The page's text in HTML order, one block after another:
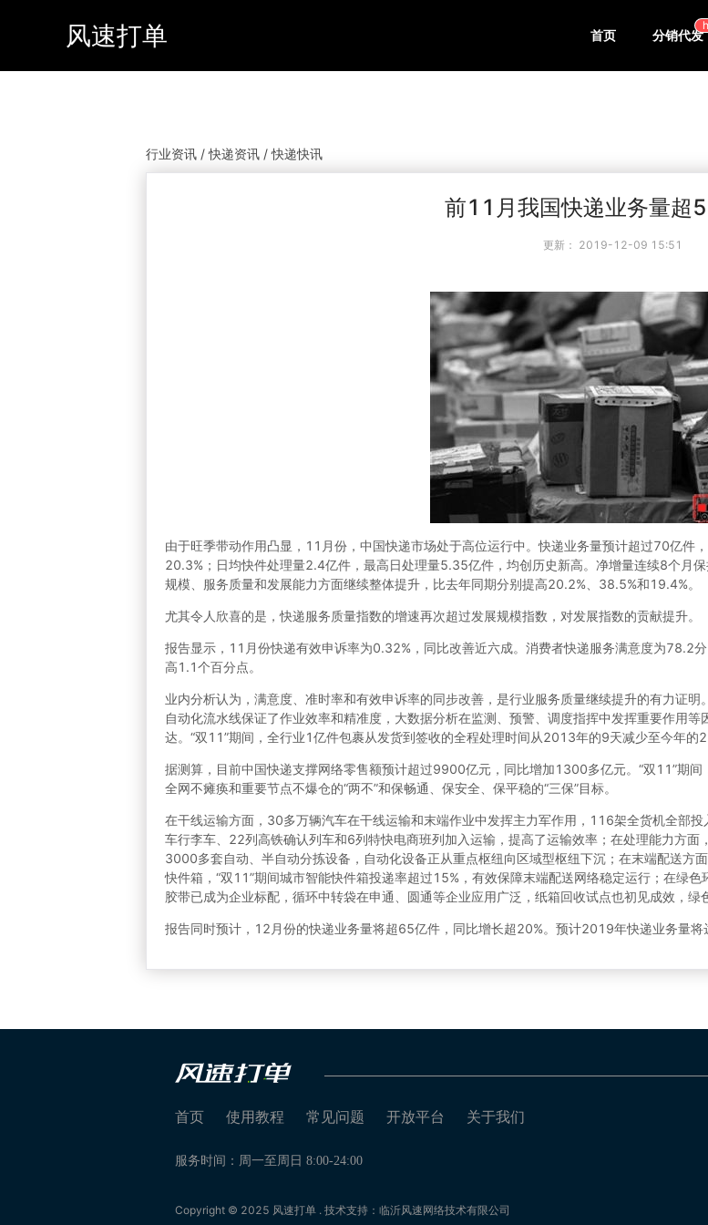
风速打单 首页 分销代发
行业资讯 / 快递资讯 / 快递快讯
前11月我国快递业务量超
更新： 2019-12-09 15:51
由于旺季带动作用凸显，11月份，中国快递市场处于高位运行中。快递业务量预计超过70亿件
20.3%；日均快件处理量2.4亿件，最高日处理量5.35亿件，均创历史新高。净增量连续8个月
规模、服务质量和发展能力方面继续整体提升，比去年同期分别提高20.2%、38.5%和19.4%。
尤其令人欣喜的是，快递服务质量指数的增速再次超过发展规模指数，对发展指数的贡献提升。
报告显示，11月份快递有效申诉率为0.32%，同比改善近六成。消费者快递服务满意度为78.2
高1.1个百分点。
业内分析认为，满意度、准时率和有效申诉率的同步改善，是行业服务质量继续提升的有力证
自动化流水线保证了作业效率和精准度，大数据分析在监测、预警、调度指挥中发挥重要作用
达。“双11”期间，全行业1亿件包裹从发货到签收的全程处理时间从2013年的9天减少至今年的
据测算，目前中国快递支撑网络零售额预计超过9900亿元，同比增加1300多亿元。“双11”期
全网不瘫痪和重要节点不爆仓的“两不”和保畅通、保安全、保平稳的“三保”目标。
在干线运输方面，30多万辆汽车在干线运输和末端作业中发挥主力军作用，116架全货机全部
车行李车、22列高铁确认列车和6列特快电商班列加入运输，提高了运输效率；在处理能力方
3000多套自动、半自动分拣设备，自动化设备正从重点枢纽向区域型枢纽下沉；在末端配送方
快件箱，“双11”期间城市智能快件箱投递率超过15%，有效保障末端配送网络稳定运行；在绿
胶带已成为企业标配，循环中转袋在申通、圆通等企业应用广泛，纸箱回收试点也初见成效，绿
报告同时预计，12月份的快递业务量将超65亿件，同比增长超20%。预计2019年快递业务量将
首页 使用教程 常见问题 开放平台 关于我们
服务时间：周一至周日 8:00-24:00
Copyright © 2025 风速打单 . 技术支持：临沂风速网络技术有限公司